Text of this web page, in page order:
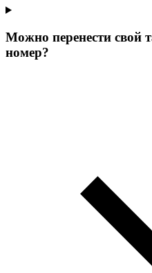
Можно перенести свой
номер?